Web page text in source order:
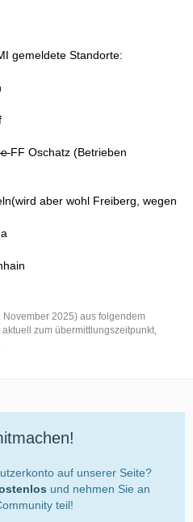
gemeldete Standorte:
FF Oschatz (Betrieben
aber wohl Freiberg, wegen
November 2025) aus folgendem
zum übermittlungszeitpunkt,
auf unserer Seite?
und nehmen Sie an
teil!